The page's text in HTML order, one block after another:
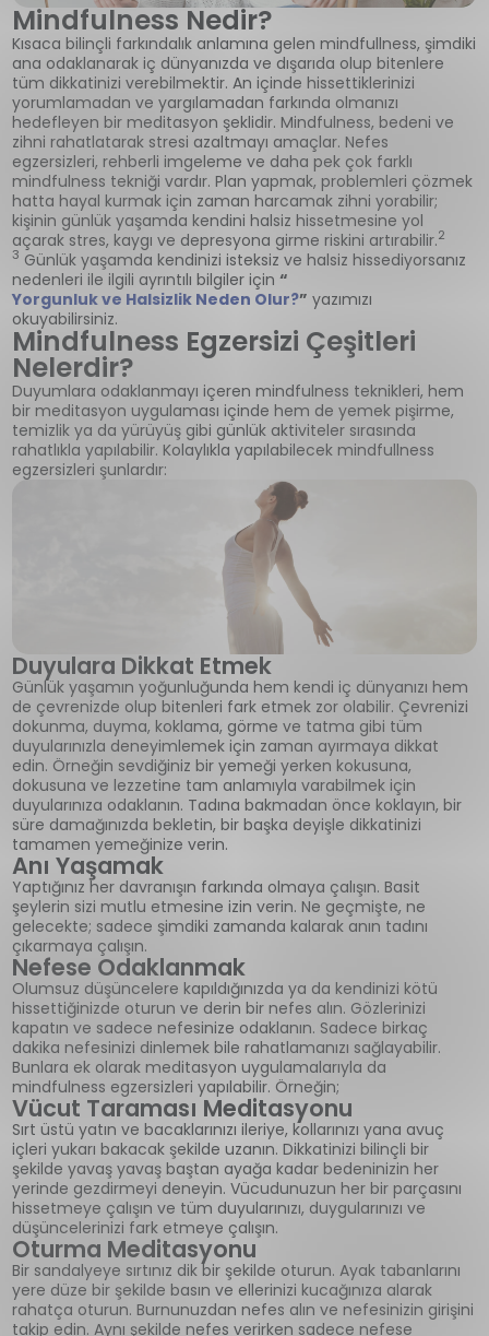
Mindfulness Nedir?
Kısaca bilinçli farkındalık anlamına gelen mindfullness, şimdiki
ana odaklanarak iç dünyanızda ve dışarıda olup bitenlere
tüm dikkatinizi verebilmektir. An içinde hissettiklerinizi
yorumlamadan ve yargılamadan farkında olmanızı
hedefleyen bir meditasyon şeklidir. Mindfulness, bedeni ve
zihni rahatlatarak stresi azaltmayı amaçlar. Nefes
egzersizleri, rehberli imgeleme ve daha pek çok farklı
mindfulness tekniği vardır. Plan yapmak, problemleri çözmek
hatta hayal kurmak için zaman harcamak zihni yorabilir;
kişinin günlük yaşamda kendini halsiz hissetmesine yol
açarak stres, kaygı ve depresyona girme riskini artırabilir.2
3 Günlük yaşamda kendinizi isteksiz ve halsiz hissediyorsanız
nedenleri ile ilgili ayrıntılı bilgiler için“
Yorgunluk ve Halsizlik Neden Olur?” yazımızı
okuyabilirsiniz.
Mindfulness Egzersizi Çeşitleri
Nelerdir?
Duyumlara odaklanmayı içeren mindfulness teknikleri, hem
bir meditasyon uygulaması içinde hem de yemek pişirme,
temizlik ya da yürüyüş gibi günlük aktiviteler sırasında
rahatlıkla yapılabilir. Kolaylıkla yapılabilecek mindfullness
egzersizleri şunlardır:
Duyulara Dikkat Etmek
Günlük yaşamın yoğunluğunda hem kendi iç dünyanızı hem
de çevrenizde olup bitenleri fark etmek zor olabilir. Çevrenizi
dokunma, duyma, koklama, görme ve tatma gibi tüm
duyularınızla deneyimlemek için zaman ayırmaya dikkat
edin. Örneğin sevdiğiniz bir yemeği yerken kokusuna,
dokusuna ve lezzetine tam anlamıyla varabilmek için
duyularınıza odaklanın. Tadına bakmadan önce koklayın, bir
süre damağınızda bekletin, bir başka deyişle dikkatinizi
tamamen yemeğinize verin.
Anı Yaşamak
Yaptığınız her davranışın farkında olmaya çalışın. Basit
şeylerin sizi mutlu etmesine izin verin. Ne geçmişte, ne
gelecekte; sadece şimdiki zamanda kalarak anın tadını
çıkarmaya çalışın.
Nefese Odaklanmak
Olumsuz düşüncelere kapıldığınızda ya da kendinizi kötü
hissettiğinizde oturun ve derin bir nefes alın. Gözlerinizi
kapatın ve sadece nefesinize odaklanın. Sadece birkaç
dakika nefesinizi dinlemek bile rahatlamanızı sağlayabilir.
Bunlara ek olarak meditasyon uygulamalarıyla da
mindfulness egzersizleri yapılabilir. Örneğin;
Vücut Taraması Meditasyonu
Sırt üstü yatın ve bacaklarınızı ileriye, kollarınızı yana avuç
içleri yukarı bakacak şekilde uzanın. Dikkatinizi bilinçli bir
şekilde yavaş yavaş baştan ayağa kadar bedeninizin her
yerinde gezdirmeyi deneyin. Vücudunuzun her bir parçasını
hissetmeye çalışın ve tüm duyularınızı, duygularınızı ve
düşüncelerinizi fark etmeye çalışın.
Oturma Meditasyonu
Bir sandalyeye sırtınız dik bir şekilde oturun. Ayak tabanlarını
yere düze bir şekilde basın ve ellerinizi kucağınıza alarak
rahatça oturun. Burnunuzdan nefes alın ve nefesinizin girişini
takip edin. Aynı şekilde nefes verirken sadece nefese